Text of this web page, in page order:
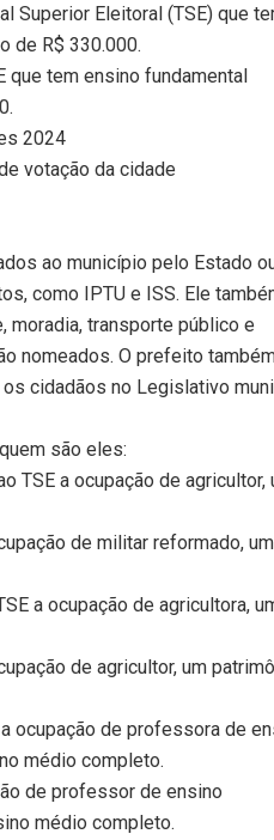
Superior Eleitoral (TSE) que
de R$ 330.000.
que tem ensino fundamental
2024
votação da cidade
ao município pelo Estado
como IPTU e ISS. Ele
moradia, transporte público e
nomeados. O prefeito
cidadãos no Legislativo
são eles:
TSE a ocupação de agricultor,
de militar reformado, um
a ocupação de agricultora,
de agricultor, um
ocupação de professora de
médio completo.
de professor de ensino
médio completo.